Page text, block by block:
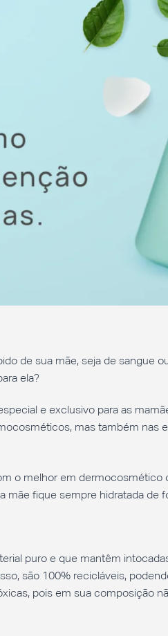
de sua mãe, seja de sangue
ela?
e exclusivo para as
mas também nas
o melhor em dermocosmético
mãe fique sempre hidratada de
puro e que mantêm
são 100% recicláveis,
pois em sua composição